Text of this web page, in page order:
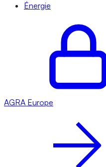
Énergie
AGRA Europe